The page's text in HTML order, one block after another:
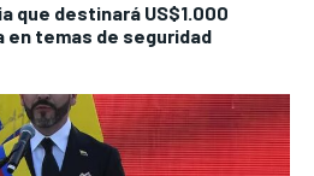
que destinará US$1.000
en temas de seguridad